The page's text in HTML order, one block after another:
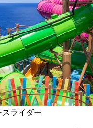
スライダー